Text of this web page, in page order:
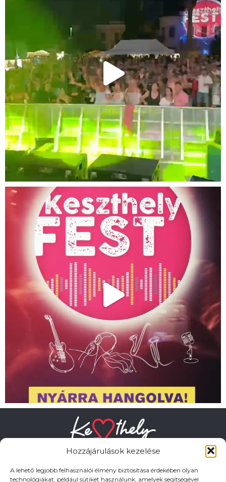
Hozzájárulások kezelése
A lehető legjobb felhasználói élmény biztosítása érdekében olyan
technológiákat, például sütiket használunk, amelyek segítségével